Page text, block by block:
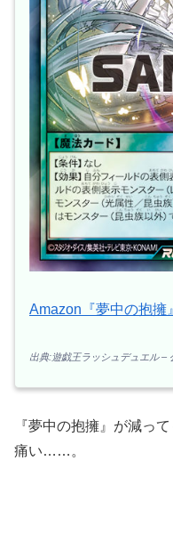
Amazon『夢中の抱擁』
出典:遊戯王ラッシュデュエル –
『夢中の抱擁』が減っ
痛い……。